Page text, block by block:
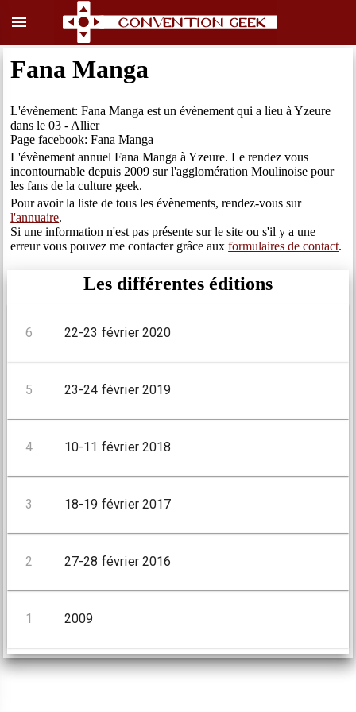
menu
Fana Manga
L'évènement: Fana Manga est un évènement qui a lieu à Yzeure
dans le 03 - Allier
Page facebook: Fana Manga
L'évènement annuel Fana Manga à Yzeure. Le rendez vous
incontournable depuis 2009 sur l'agglomération Moulinoise pour
les fans de la culture geek.
Pour avoir la liste de tous les évènements, rendez-vous sur
l'annuaire.
Si une information n'est pas présente sur le site ou s'il y a une
erreur vous pouvez me contacter grâce auxformulaires de contact.
Les différentes éditions
6 22-23 février 2020
5 23-24 février 2019
4 10-11 février 2018
3 18-19 février 2017
2 27-28 février 2016
1 2009